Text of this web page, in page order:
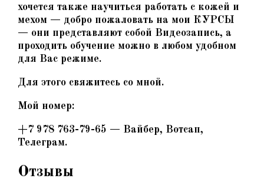
хочется также научиться работать с кожей и
мехом — добро пожаловать на мои КУРСЫ
— они представляют собой Видеозапись, а
проходить обучение можно в любом удобном
для Вас режиме.
Для этого свяжитесь со мной.
Мой номер:
+7 978 763-79-65 — Вайбер, Вотсап,
Телеграм.
Отзывы